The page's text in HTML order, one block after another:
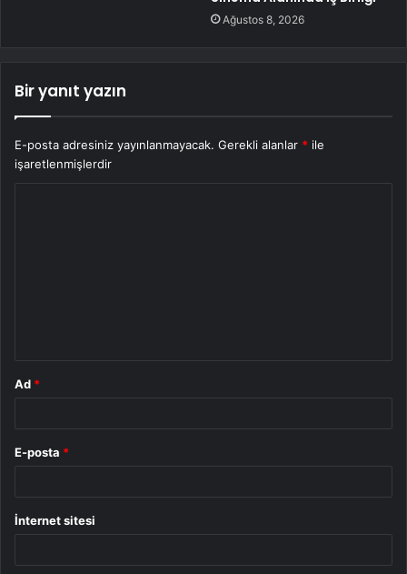
Ağustos 8, 2026
Bir yanıt yazın
E-posta adresiniz yayınlanmayacak. Gerekli alanlar * ile
işaretlenmişlerdir
Ad *
E-posta *
İnternet sitesi